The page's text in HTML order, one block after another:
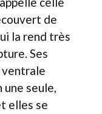
de
la rend très
Ses
ventrale
seule,
elles se